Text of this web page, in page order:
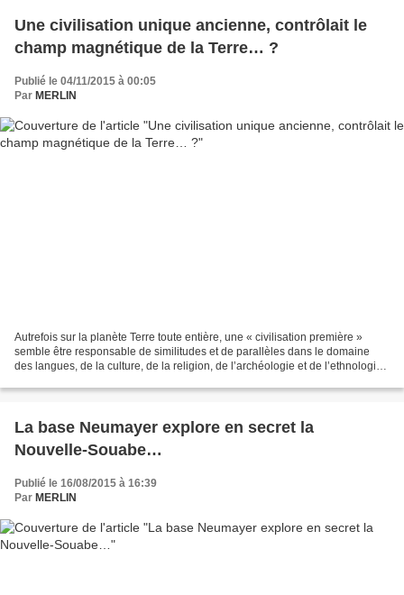
Une civilisation unique ancienne, contrôlait le
champ magnétique de la Terre… ?
Publié le 04/11/2015 à 00:05
Par MERLIN
Autrefois sur la planète Terre toute entière, une « civilisation première »
semble être responsable de similitudes et de parallèles dans le domaine
des langues, de la culture, de la religion, de l’archéologie et de l’ethnologie
La base Neumayer explore en secret la
Nouvelle-Souabe…
Publié le 16/08/2015 à 16:39
Par MERLIN